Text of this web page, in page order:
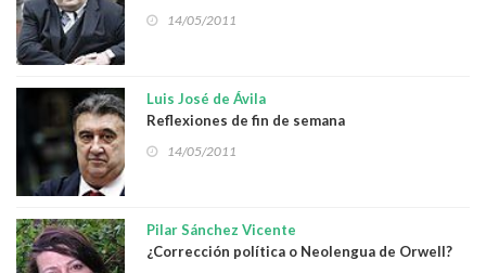
14/05/2011
Luis José de Ávila
Reflexiones de fin de semana
14/05/2011
Pilar Sánchez Vicente
¿Corrección política o Neolengua de Orwell?